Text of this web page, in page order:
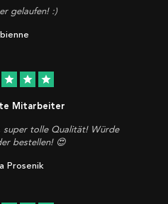
gelaufen! :)
star star star
Mitarbeiter
super tolle Qualität! Würde
bestellen! 😍
Prosenik